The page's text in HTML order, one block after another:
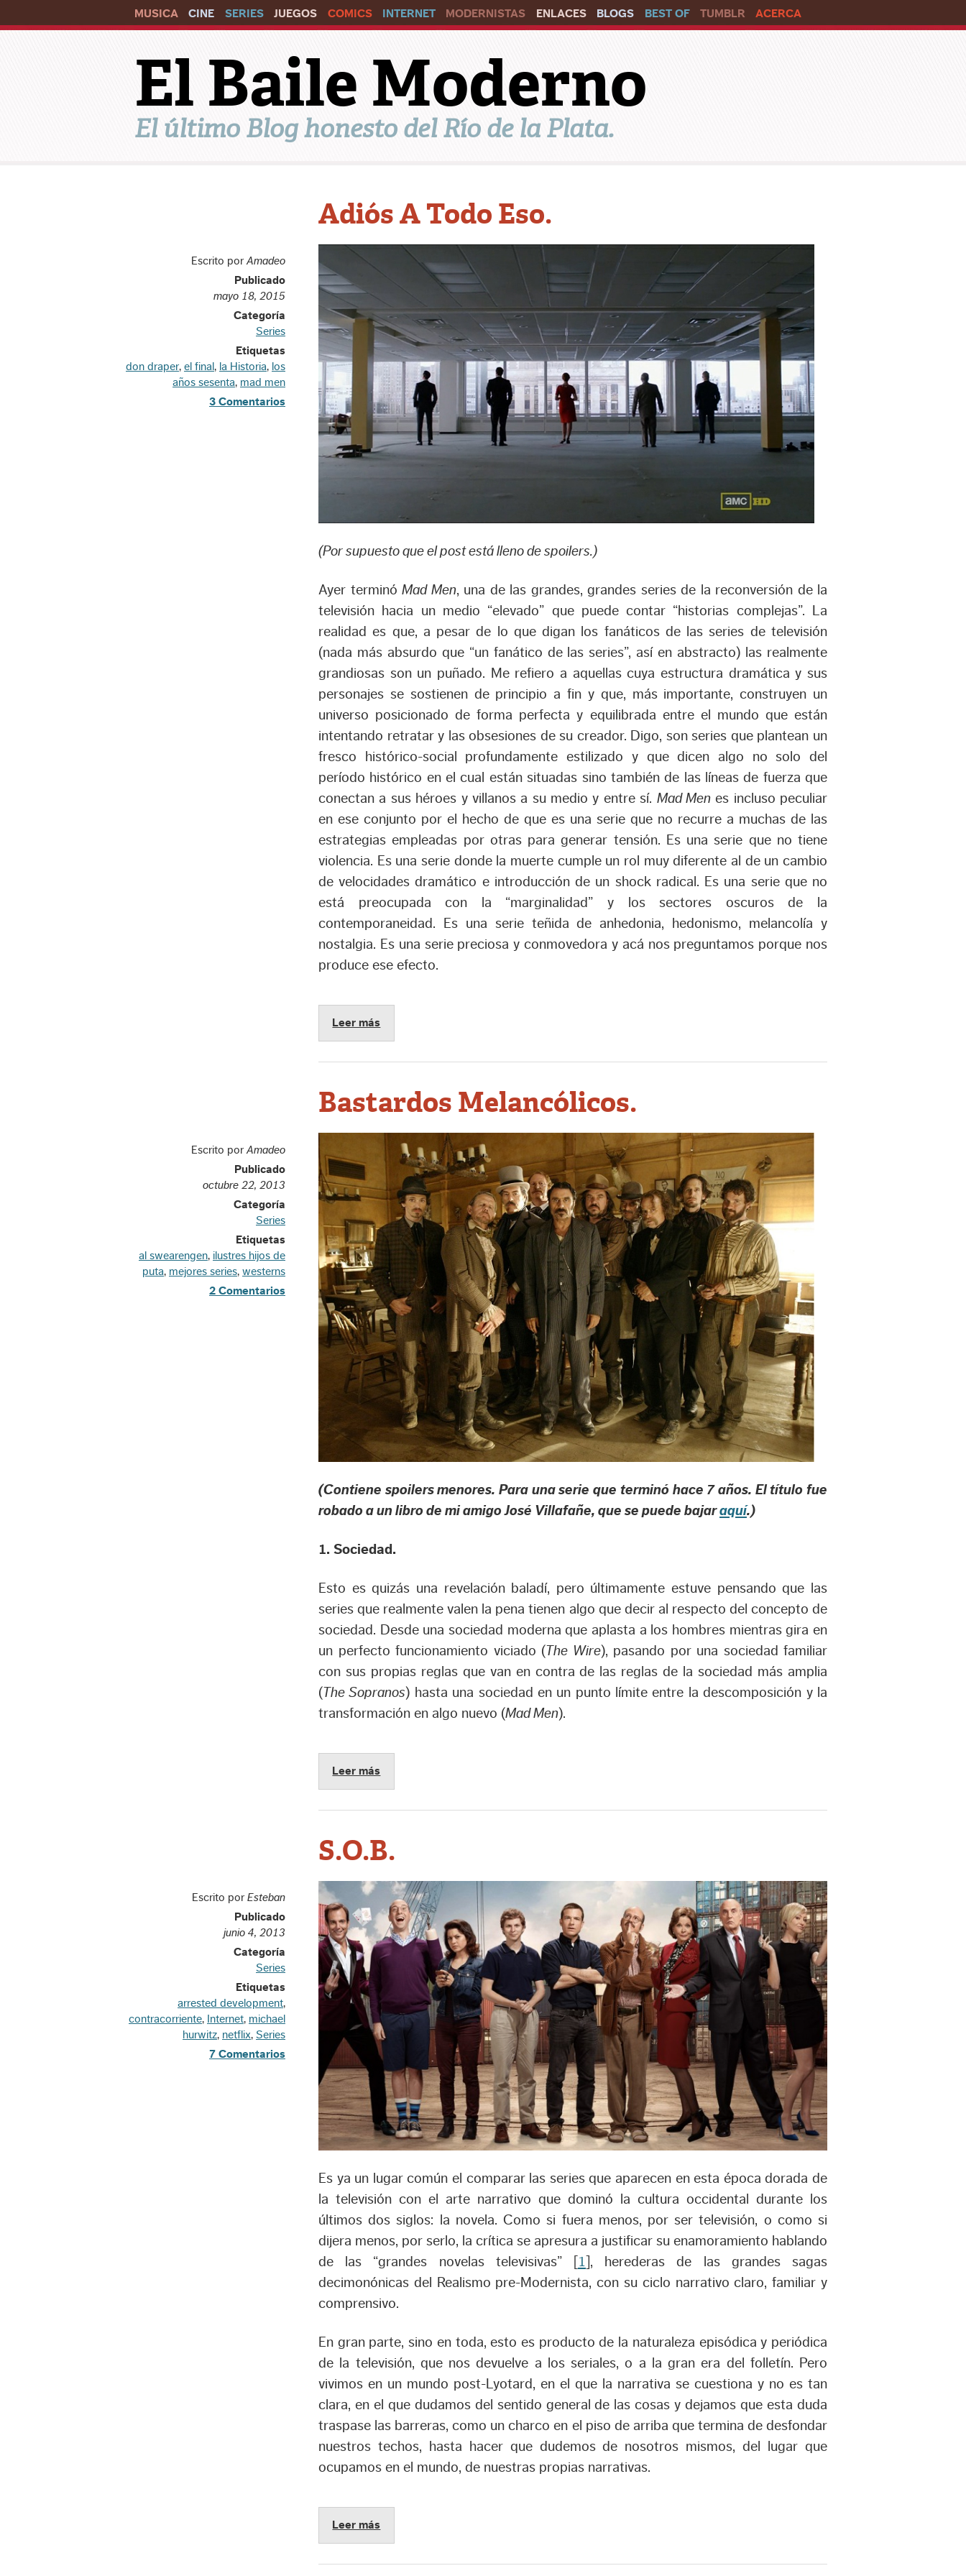
MUSICA CINE SERIES JUEGOS COMICS INTERNET MODERNISTAS ENLACES BLOGS BEST OF TUMBLR ACERCA
El Baile Moderno
El último Blog honesto del Río de la Plata.
Escrito porAmadeo
Publicado
mayo 18, 2015
Categoría
Series
Etiquetas
don draper, el final , la Historia, los
años sesenta, mad men
3 Comentarios
Adiós A Todo Eso.
(Por supuesto que el post está lleno de spoilers.)
Ayer terminó Mad Men, una de las grandes, grandes series de la reconversión de la
televisión hacia un medio “elevado” que puede contar “historias complejas”. La
realidad es que, a pesar de lo que digan los fanáticos de las series de televisión
(nada más absurdo que “un fanático de las series”, así en abstracto) las realmente
grandiosas son un puñado. Me refiero a aquellas cuya estructura dramática y sus
personajes se sostienen de principio a fin y que, más importante, construyen un
universo posicionado de forma perfecta y equilibrada entre el mundo que están
intentando retratar y las obsesiones de su creador. Digo, son series que plantean un
fresco histórico-social profundamente estilizado y que dicen algo no solo del
período histórico en el cual están situadas sino también de las líneas de fuerza que
conectan a sus héroes y villanos a su medio y entre sí. Mad Menes incluso peculiar
en ese conjunto por el hecho de que es una serie que no recurre a muchas de las
estrategias empleadas por otras para generar tensión. Es una serie que no tiene
violencia. Es una serie donde la muerte cumple un rol muy diferente al de un cambio
de velocidades dramático e introducción de un shock radical. Es una serie que no
está preocupada con la “marginalidad” y los sectores oscuros de la
contemporaneidad. Es una serie teñida de anhedonia, hedonismo, melancolía y
nostalgia. Es una serie preciosa y conmovedora y acá nos preguntamos porque nos
produce ese efecto.
Leer más
Escrito porAmadeo
Publicado
octubre 22, 2013
Categoría
Series
Etiquetas
al swearengen, ilustres hijos de
puta, mejores series, westerns
2 Comentarios
Bastardos Melancólicos.
(Contiene spoilers menores. Para una serie que terminó hace 7 años. El título fue
robado a un libro de mi amigo José Villafañe, que se puede bajaraquí.)
1. Sociedad.
Esto es quizás una revelación baladí, pero últimamente estuve pensando que las
series que realmente valen la pena tienen algo que decir al respecto del concepto de
sociedad. Desde una sociedad moderna que aplasta a los hombres mientras gira en
un perfecto funcionamiento viciado ( The Wire), pasando por una sociedad familiar
con sus propias reglas que van en contra de las reglas de la sociedad más amplia
( The Sopranos) hasta una sociedad en un punto límite entre la descomposición y la
transformación en algo nuevo (Mad Men).
Leer más
Escrito porEsteban
Publicado
junio 4, 2013
Categoría
Series
Etiquetas
arrested development,
contracorriente, Internet, michael
hurwitz, netflix, Series
7 Comentarios
S.O.B.
Es ya un lugar común el comparar las series que aparecen en esta época dorada de
la televisión con el arte narrativo que dominó la cultura occidental durante los
últimos dos siglos: la novela. Como si fuera menos, por ser televisión, o como si
dijera menos, por serlo, la crítica se apresura a justificar su enamoramiento hablando
de las “grandes novelas televisivas”
1 ], herederas de las grandes sagas
decimonónicas del Realismo pre-Modernista, con su ciclo narrativo claro, familiar y
comprensivo.
En gran parte, sino en toda, esto es producto de la naturaleza episódica y periódica
de la televisión, que nos devuelve a los seriales, o a la gran era del folletín. Pero
vivimos en un mundo post-Lyotard, en el que la narrativa se cuestiona y no es tan
clara, en el que dudamos del sentido general de las cosas y dejamos que esta duda
traspase las barreras, como un charco en el piso de arriba que termina de desfondar
nuestros techos, hasta hacer que dudemos de nosotros mismos, del lugar que
ocupamos en el mundo, de nuestras propias narrativas.
Leer más